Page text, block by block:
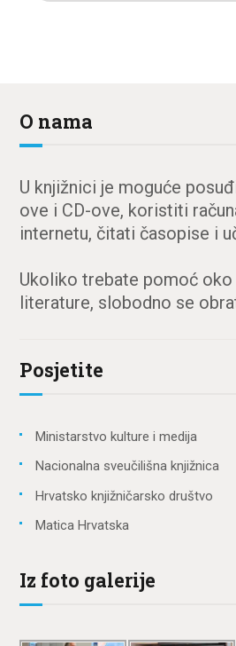
O nama
U knjižnici je moguće
ove i CD-ove, koristiti
internetu, čitati časopise i
Ukoliko trebate pomoć oko
literature, slobodno se
Posjetite
Ministarstvo kulture i medija
Nacionalna sveučilišna knjižnica
Hrvatsko knjižničarsko društvo
Matica Hrvatska
Iz foto galerije